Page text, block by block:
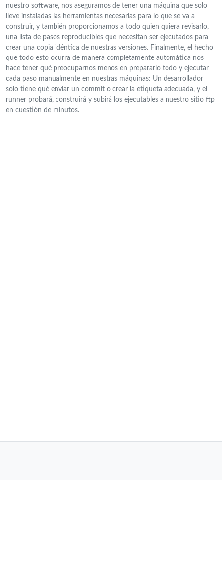
nuestro software, nos aseguramos de tener una máquina que solo
lleve instaladas las herramientas necesarias para lo que se va a
construir, y también proporcionamos a todo quien quiera revisarlo,
una lista de pasos reproducibles que necesitan ser ejecutados para
crear una copia idéntica de nuestras versiones. Finalmente, el hecho
que todo esto ocurra de manera completamente automática nos
hace tener qué preocuparnos menos en prepararlo todo y ejecutar
cada paso manualmente en nuestras máquinas: Un desarrollador
solo tiene qué enviar un commit o crear la etiqueta adecuada, y el
runner probará, construirá y subirá los ejecutables a nuestro sitio ftp
en cuestión de minutos.